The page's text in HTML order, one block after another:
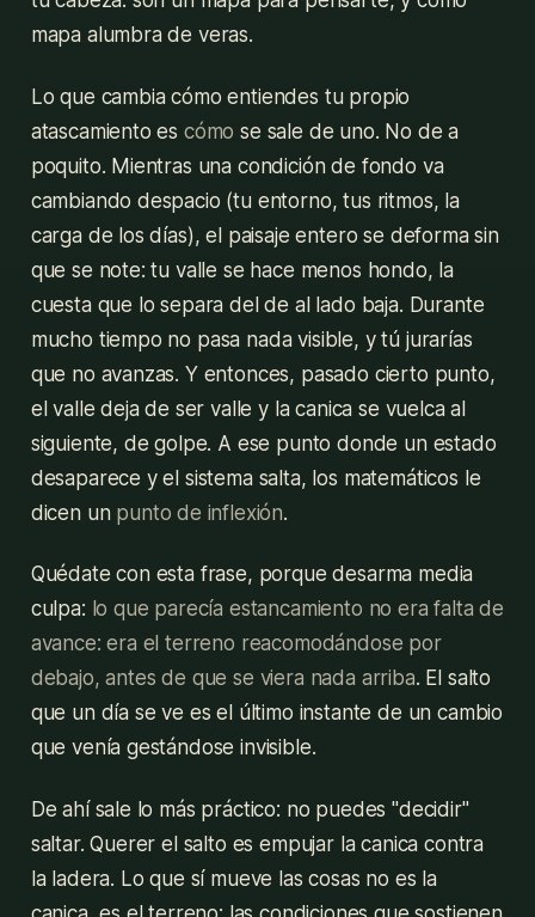
mapa alumbra de veras.
Lo que cambia cómo entiendes tu propio
atascamiento es cómo se sale de uno. No de a
poquito. Mientras una condición de fondo va
cambiando despacio (tu entorno, tus ritmos, la
carga de los días), el paisaje entero se deforma sin
que se note: tu valle se hace menos hondo, la
cuesta que lo separa del de al lado baja. Durante
mucho tiempo no pasa nada visible, y tú jurarías
que no avanzas. Y entonces, pasado cierto punto,
el valle deja de ser valle y la canica se vuelca al
siguiente, de golpe. A ese punto donde un estado
desaparece y el sistema salta, los matemáticos le
dicen un punto de inflexión.
Quédate con esta frase, porque desarma media
culpa: lo que parecía estancamiento no era falta de
avance: era el terreno reacomodándose por
debajo, antes de que se viera nada arriba. El salto
que un día se ve es el último instante de un cambio
que venía gestándose invisible.
De ahí sale lo más práctico: no puedes "decidir"
saltar. Querer el salto es empujar la canica contra
la ladera. Lo que sí mueve las cosas no es la